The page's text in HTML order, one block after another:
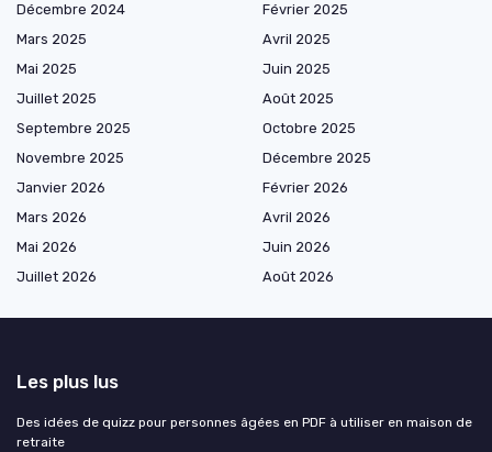
Décembre 2024
Février 2025
Mars 2025
Avril 2025
Mai 2025
Juin 2025
Juillet 2025
Août 2025
Septembre 2025
Octobre 2025
Novembre 2025
Décembre 2025
Janvier 2026
Février 2026
Mars 2026
Avril 2026
Mai 2026
Juin 2026
Juillet 2026
Août 2026
Les plus lus
Des idées de quizz pour personnes âgées en PDF à utiliser en maison de
retraite